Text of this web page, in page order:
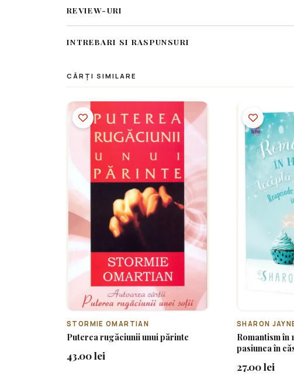
REVIEW-URI
INTREBARI SI RASPUNSURI
CĂRȚI SIMILARE
STORMIE OMARTIAN
Puterea rugăciunii unui părinte
43.00 lei
SHARON
Romantism în
pasiunea în
27.00 lei